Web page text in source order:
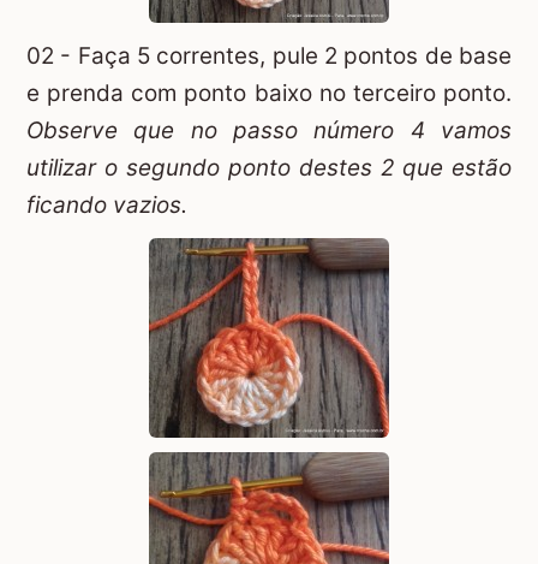
02 - Faça 5 correntes, pule 2 pontos de base
e prenda com ponto baixo no terceiro ponto.
Observe que no passo número 4 vamos
utilizar o segundo ponto destes 2 que estão
ficando vazios.